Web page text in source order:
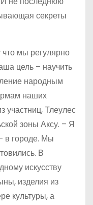
секреты
мы регулярно
цель – научить
народным
наших
участниц, Тлеулес
зоны Аксу. – Я
в городе. Мы
В
искусству
изделия из
культуры, а